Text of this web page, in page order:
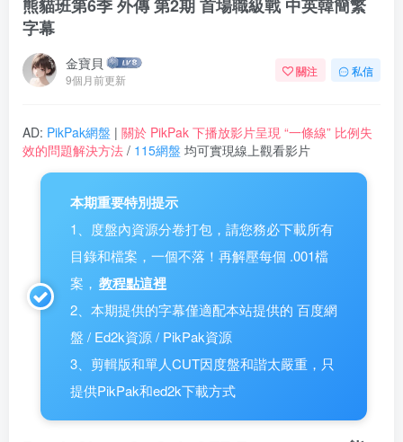
熊貓班第6季 外傳 第2期 首場職級戰 中英韓簡繁
字幕
金寶貝
9個月前更新
關注 私信
AD: PikPak網盤 | 關於 PikPak 下播放影片呈現 “一條線” 比例失
效的問題解決方法 / 115網盤 均可實現線上觀看影片
本期重要特別提示
1、度盤內資源分卷打包，請您務必下載所有
目錄和檔案，一個不落！再解壓每個 .001檔
案， 教程點這裡
2、本期提供的字幕僅適配本站提供的 百度網
盤 / Ed2k資源 / PikPak資源
3、剪輯版和單人CUT因度盤和諧太嚴重，只
提供PikPak和ed2k下載方式